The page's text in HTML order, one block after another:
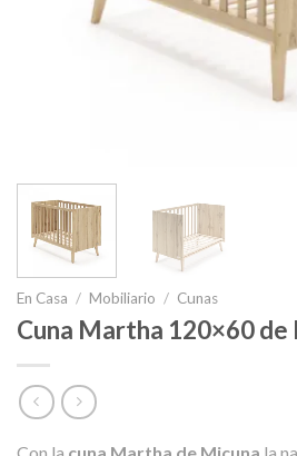
En Casa / Mobiliario / Cunas
Cuna Martha 120×60 de